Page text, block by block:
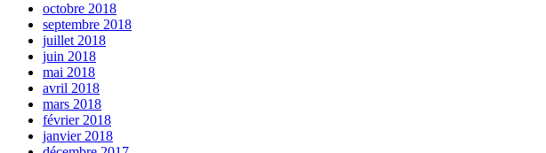
octobre 2018
septembre 2018
juillet 2018
juin 2018
mai 2018
avril 2018
mars 2018
février 2018
janvier 2018